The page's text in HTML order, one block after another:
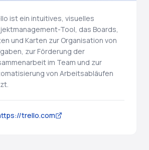
ist ein intuitives, visuelles
Tool, das Boards,
und Karten zur Organisation von
zur Förderung der
im Team und zur
von Arbeitsabläufen
trello.com